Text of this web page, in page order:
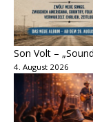
Son Volt –
4. August 2026